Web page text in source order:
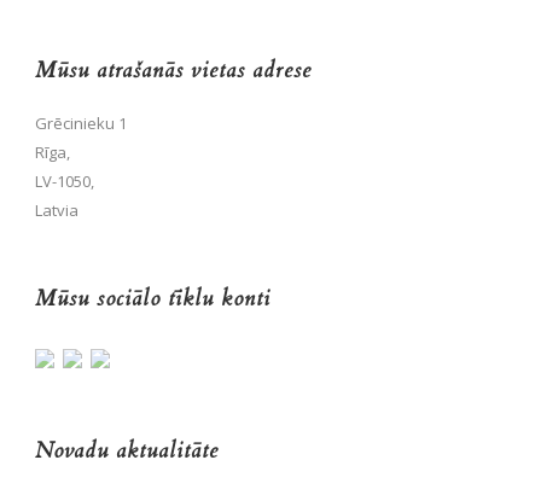
Mūsu atrašanās vietas adrese
Grēcinieku 1
Rīga,
LV-1050,
Latvia
Mūsu sociālo tīklu konti
Novadu aktualitāte